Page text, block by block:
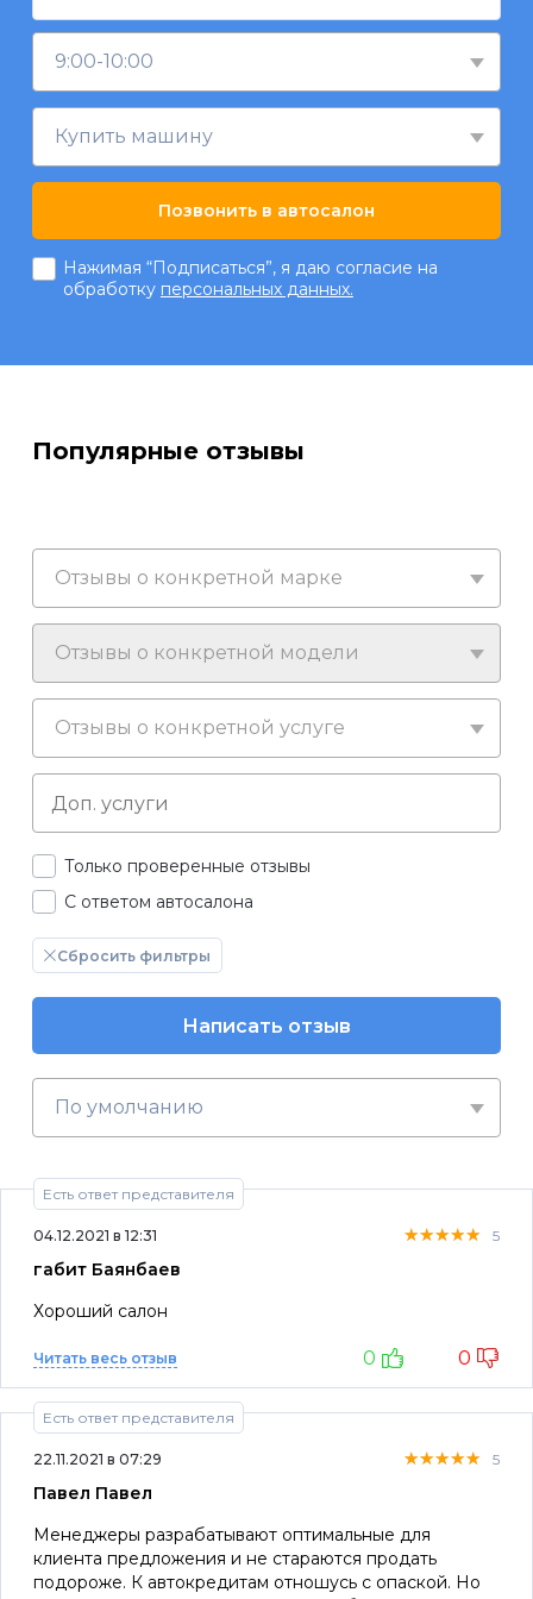
9:00-10:00
Купить машину
Позвонить в автосалон
Нажимая “Подписаться”, я даю согласие на
обработку персональных данных.
Популярные отзывы
Отзывы о конкретной марке
Отзывы о конкретной модели
Отзывы о конкретной услуге
Только проверенные отзывы
С ответом автосалона
Сбросить фильтры
Написать отзыв
По умолчанию
Есть ответ представителя
04.12.2021 в 12:31 ★★★★★
★★★★★
★★★★★ 5
габит Баянбаев
Хороший салон
Читать весь отзыв 0 0
Есть ответ представителя
22.11.2021 в 07:29 ★★★★★
★★★★★
★★★★★ 5
Павел Павел
Менеджеры разрабатывают оптимальные для
клиента предложения и не стараются продать
подороже. К автокредитам отношусь с опаской. Но